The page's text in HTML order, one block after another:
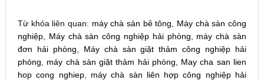
Từ khóa liên quan: máy chà sàn bê tông
Máy chà sàn công
nghiệp, Máy chà sàn công nghiệp hải phòng
máy chà sàn
đơn hải phòng
Máy chà sàn giặt thảm công nghiệp hải
phòng
máy chà sàn giặt thảm hải phòng
May cha san lien
hop cong nghiep, máy chà sàn liên hợp công nghiệp hải